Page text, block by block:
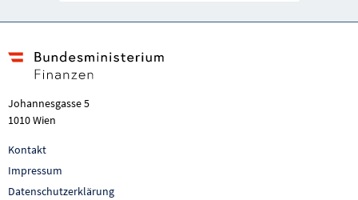
Johannesgasse 5
1010 Wien
Kontakt
Impressum
Datenschutzerklärung